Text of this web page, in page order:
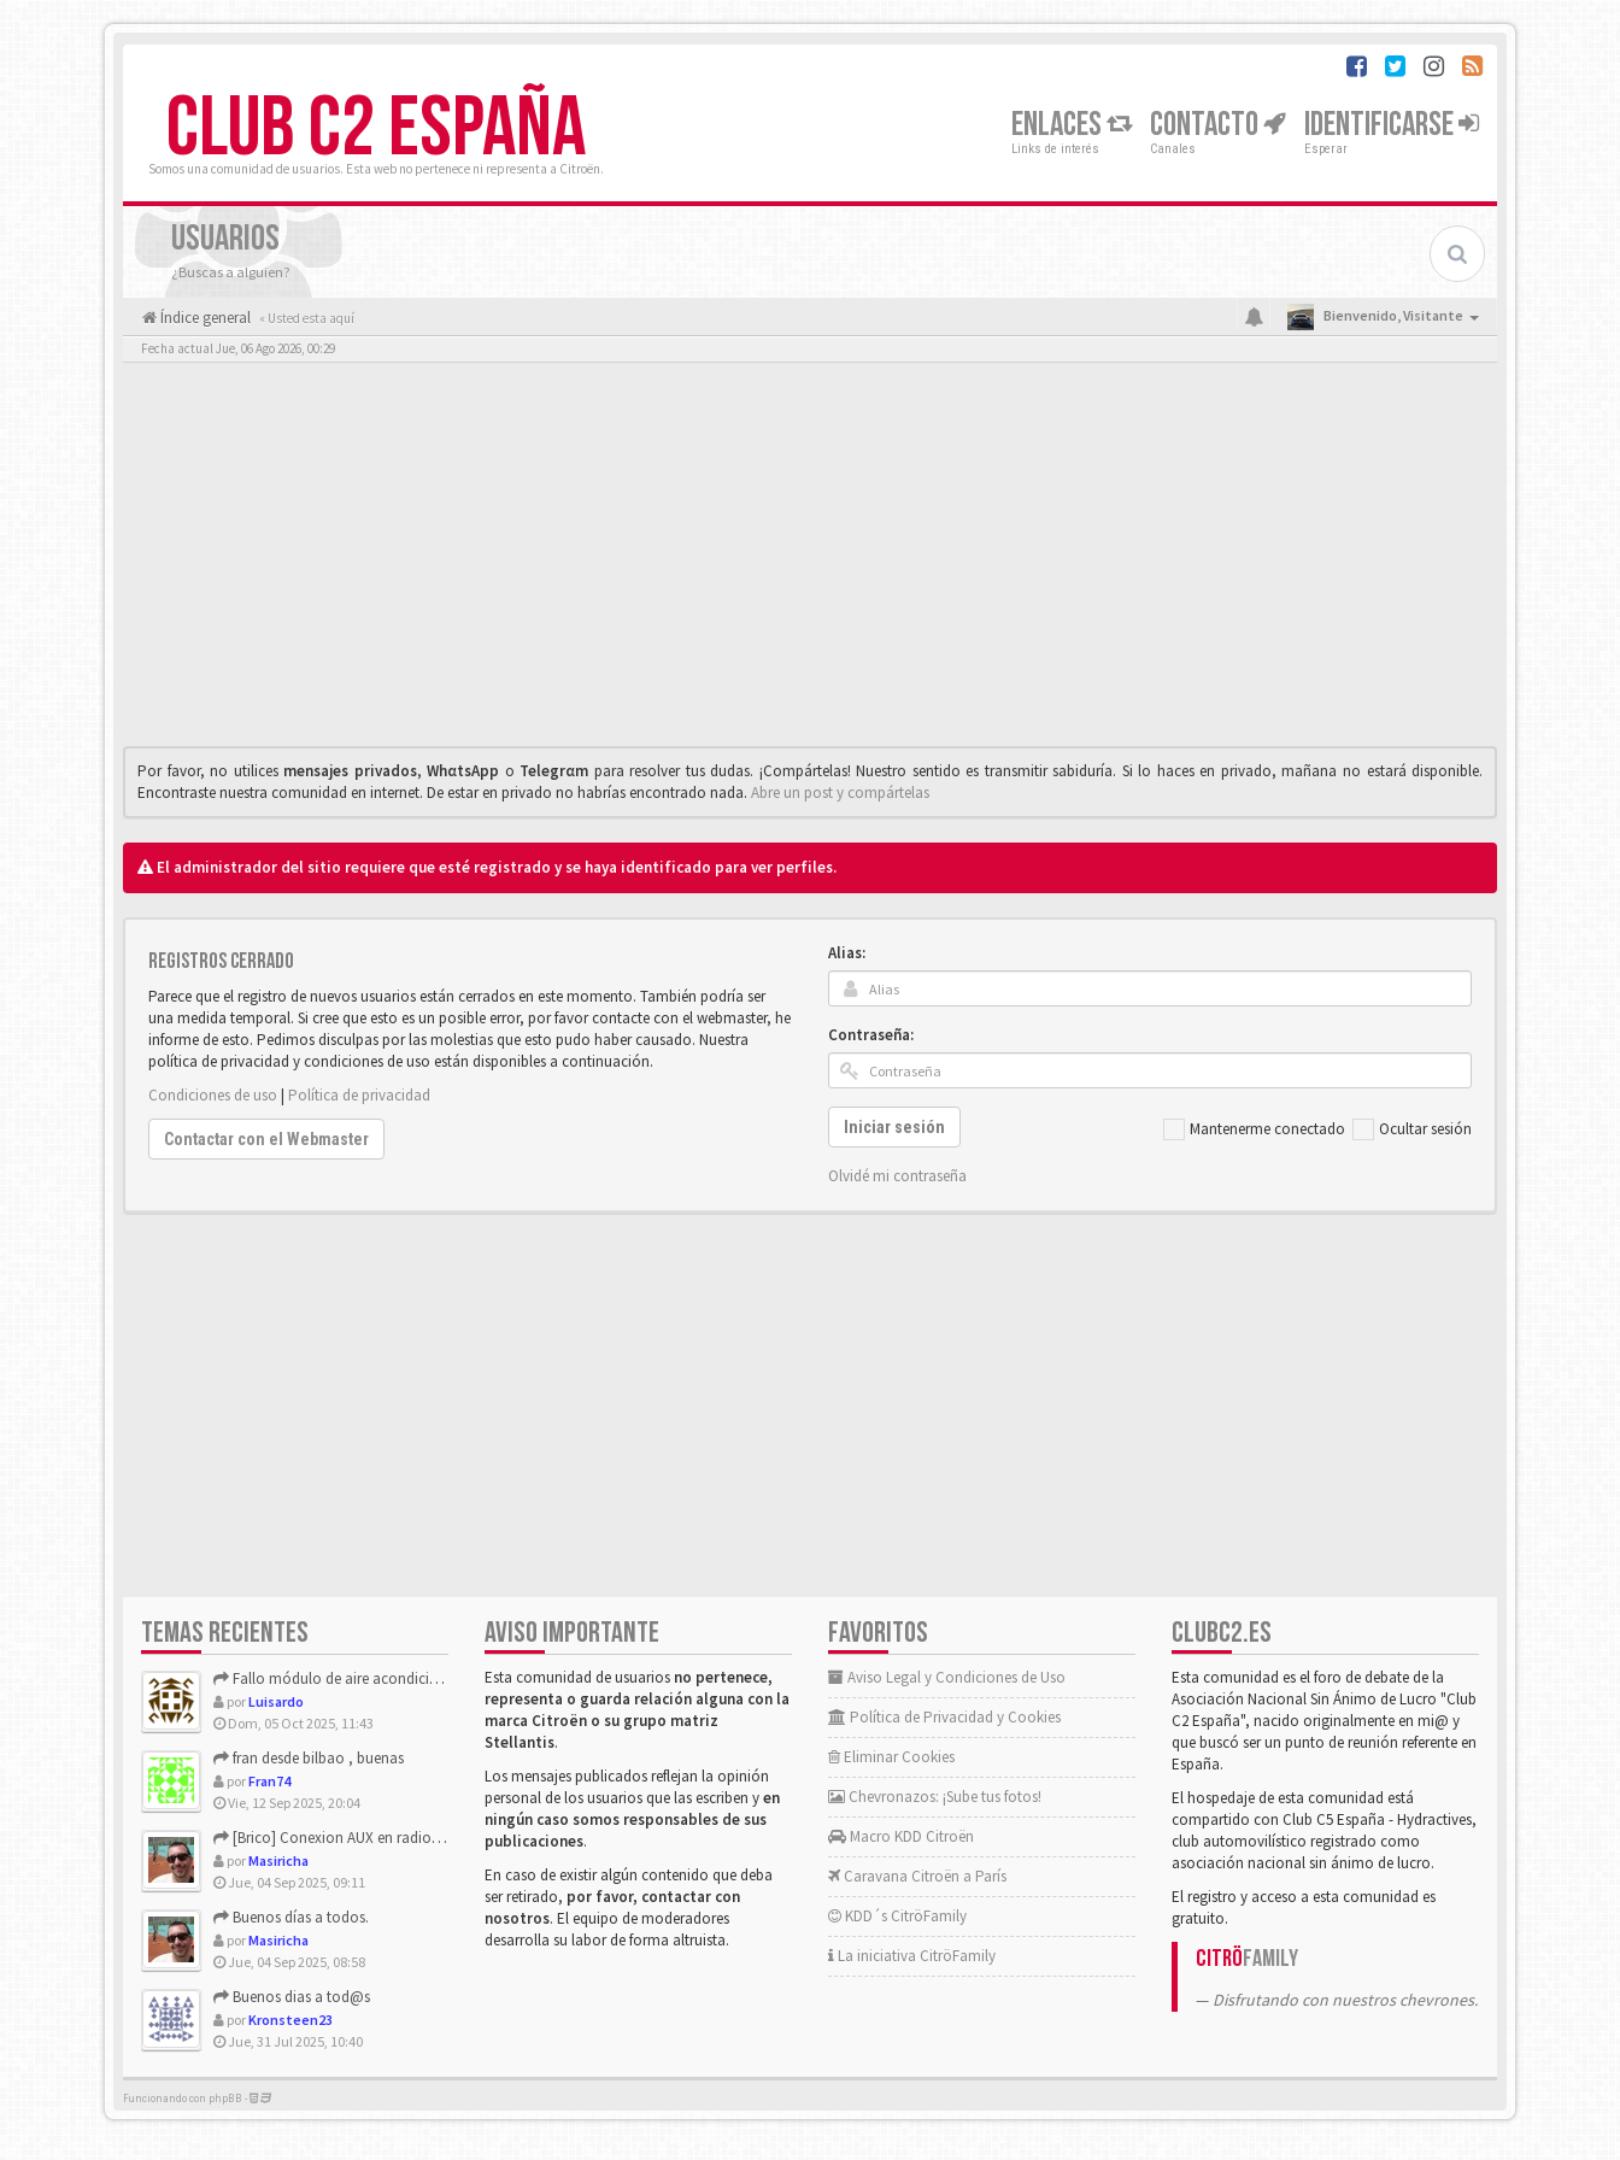
CLUB C2 ESPAÑA
Somos una comunidad de usuarios. Esta web no pertenece ni representa a Citroën.
ENLACES
Links de interés
CONTACTO
Canales
IDENTIFICARSE
Esperar
USUARIOS
¿Buscas a alguien?
Índice general « Usted esta aquí Bienvenido,Visitante
Fecha actual Jue, 06 Ago 2026, 00:29
Por favor, no utilices mensajes privados,WhαtsApp o Telegrαm para resolver tus dudas. ¡Compártelas! Nuestro sentido es transmitir sabiduría. Si lo haces en privado, mañana no estará disponible.
Encontraste nuestra comunidad en internet. De estar en privado no habrías encontrado nada. Abre un post y compártelas
El administrador del sitio requiere que esté registrado y se haya identificado para ver perfiles.
Registros cerrado
Parece que el registro de nuevos usuarios están cerrados en este momento. También podría ser
una medida temporal. Si cree que esto es un posible error, por favor contacte con el webmaster, he
informe de esto. Pedimos disculpas por las molestias que esto pudo haber causado. Nuestra
política de privacidad y condiciones de uso están disponibles a continuación.
Condiciones de uso | Política de privacidad
Contactar con el Webmaster
Alias:
Contraseña:
Mantenerme conectado Ocultar sesión
Iniciar sesión
Olvidé mi contraseña
TEMAS RECIENTES
Fallo módulo de aire acondicionado
porLuisardo
Dom, 05 Oct 2025, 11:43
fran desde bilbao , buenas
porFran74
Vie, 12 Sep 2025, 20:04
[Brico] Conexion AUX en radio de origen
porMasiricha
Jue, 04 Sep 2025, 09:11
Buenos días a todos.
porMasiricha
Jue, 04 Sep 2025, 08:58
Buenos dias a tod@s
porKronsteen23
Jue, 31 Jul 2025, 10:40
AVISO IMPORTANTE
Esta comunidad de usuarios no pertenece,
representa o guarda relación alguna con la
marca Citroën o su grupo matriz
Stellantis.
Los mensajes publicados reflejan la opinión
personal de los usuarios que las escriben yen
ningún caso somos responsables de sus
publicaciones.
En caso de existir algún contenido que deba
ser retirado, por favor, contactar con
nosotros. El equipo de moderadores
desarrolla su labor de forma altruista.
FAVORITOS
Aviso Legal y Condiciones de Uso
Política de Privacidad y Cookies
Eliminar Cookies
Chevronazos: ¡Sube tus fotos!
Macro KDD Citroën
Caravana Citroën a París
KDD´s CitröFamily
La iniciativa CitröFamily
CLUBC2.ES
Esta comunidad es el foro de debate de la
Asociación Nacional Sin Ánimo de Lucro "Club
C2 España", nacido originalmente en mi@ y
que buscó ser un punto de reunión referente en
España.
El hospedaje de esta comunidad está
compartido con Club C5 España - Hydractives,
club automovilístico registrado como
asociación nacional sin ánimo de lucro.
El registro y acceso a esta comunidad es
gratuito.
CitröFamily
Disfrutando con nuestros chevrones.
Funcionando con phpBB -